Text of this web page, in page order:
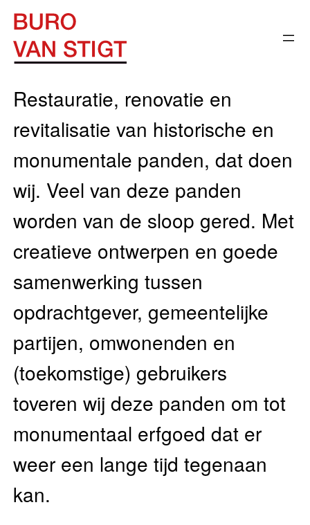
Ga
naar
inhoud
Restauratie, renovatie en
revitalisatie van historische en
monumentale panden, dat doen
wij. Veel van deze panden
worden van de sloop gered. Met
creatieve ontwerpen en goede
samenwerking tussen
opdrachtgever, gemeentelijke
partijen, omwonenden en
(toekomstige) gebruikers
toveren wij deze panden om tot
monumentaal erfgoed dat er
weer een lange tijd tegenaan
kan.